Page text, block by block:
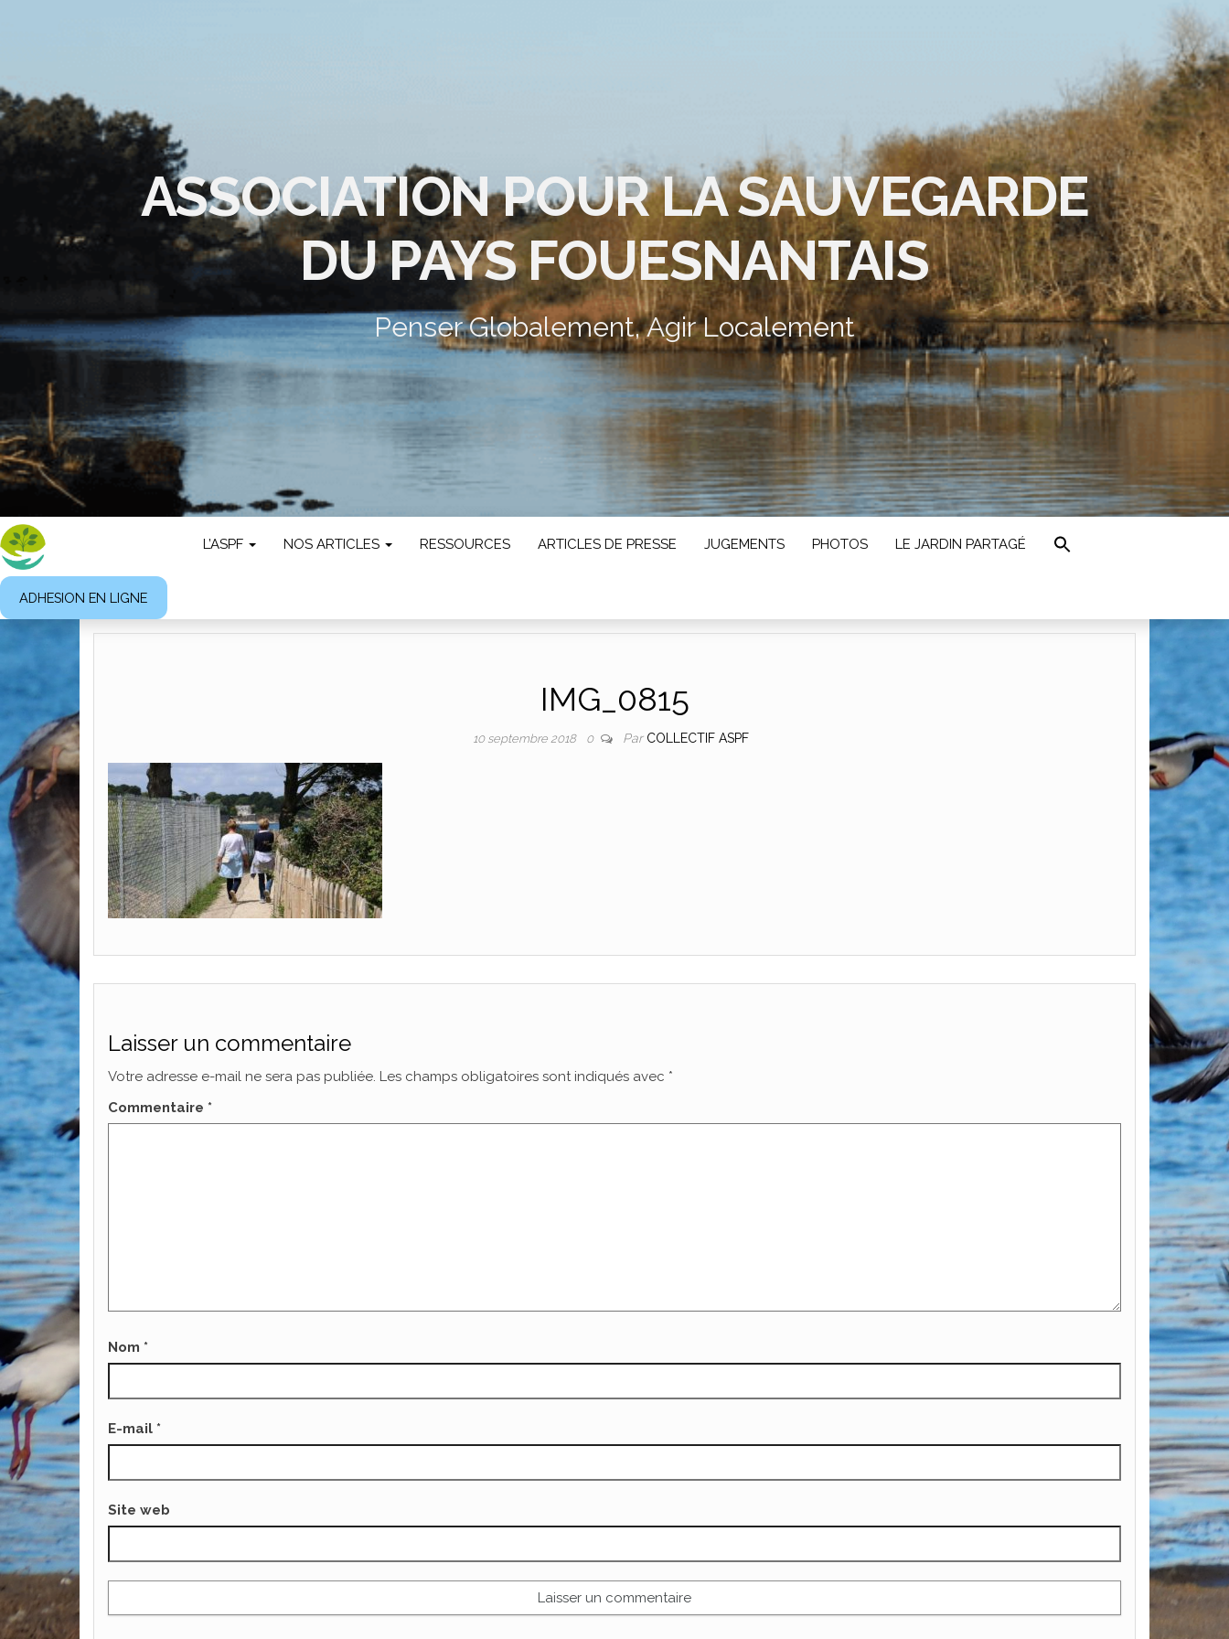
ASSOCIATION POUR LA SAUVEGARDE
DU PAYS FOUESNANTAIS
Penser Globalement, Agir Localement
L’ASPF NOS ARTICLES RESSOURCES ARTICLES DE PRESSE JUGEMENTS PHOTOS LE JARDIN PARTAGÉ
ADHESION EN LIGNE
IMG_0815
10 septembre 2018 0 Par COLLECTIF ASPF
Laisser un commentaire
Votre adresse e-mail ne sera pas publiée. Les champs obligatoires sont indiqués avec *
Commentaire *
Nom *
E-mail *
Site web